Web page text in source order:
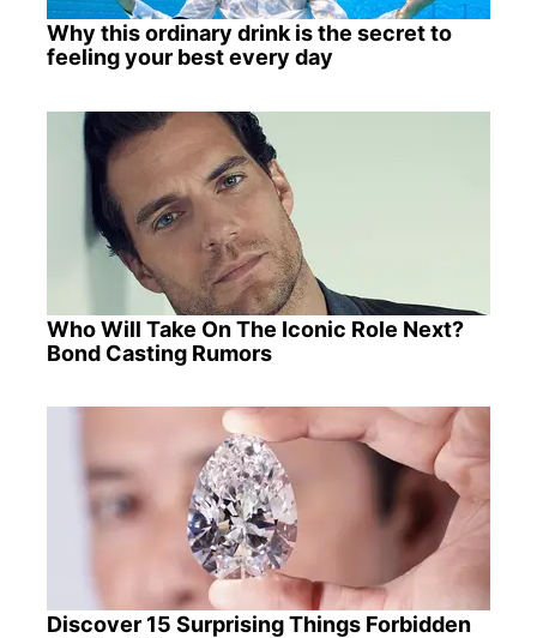
Why this ordinary drink is the secret to
feeling your best every day
Who Will Take On The Iconic Role Next?
Bond Casting Rumors
Discover 15 Surprising Things Forbidden